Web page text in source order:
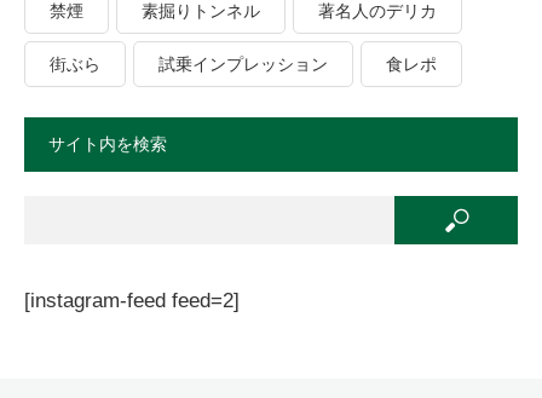
禁煙 素掘りトンネル 著名人のデリカ
街ぶら 試乗インプレッション 食レポ
サイト内を検索
[instagram-feed feed=2]